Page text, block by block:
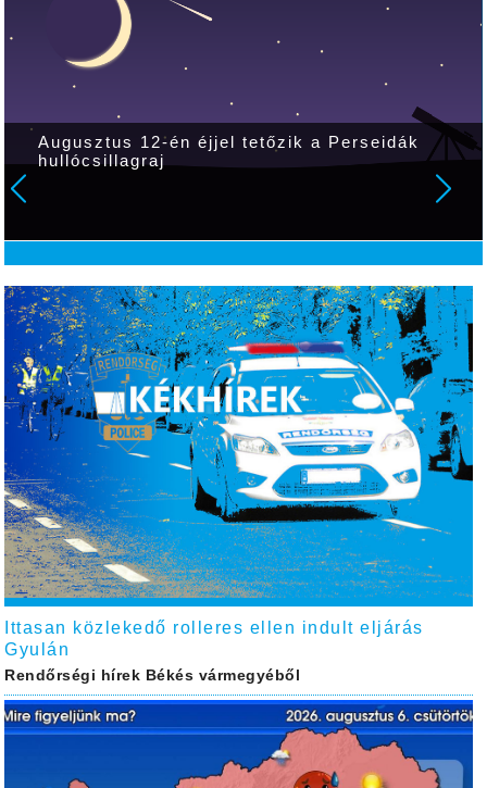
Augusztus 12-én éjjel tetőzik a Perseidák
hullócsillagraj
Ittasan közlekedő rolleres ellen indult eljárás
Gyulán
Rendőrségi hírek Békés vármegyéből